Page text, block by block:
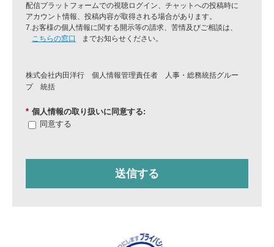
配信プラットフォームでの視聴ログイン、チャットへの投稿時に
アカウント情報、投稿内容が取得される場合があります。
7.お客様の個人情報に関する開示等の請求、苦情及びご相談は、
こちらの窓口
までお知らせください。
株式会社内田洋行 個人情報管理責任者 人事・総務統括グルー
プ 統括
* 個人情報の取り扱いに同意する:
同意する
送信する